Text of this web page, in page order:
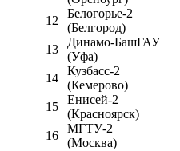
12
Белогорье-2
(Белгород)
13
Динамо-БашГАУ
(Уфа)
14
Кузбасс-2
(Кемерово)
15
Енисей-2
(Красноярск)
16
МГТУ-2
(Москва)